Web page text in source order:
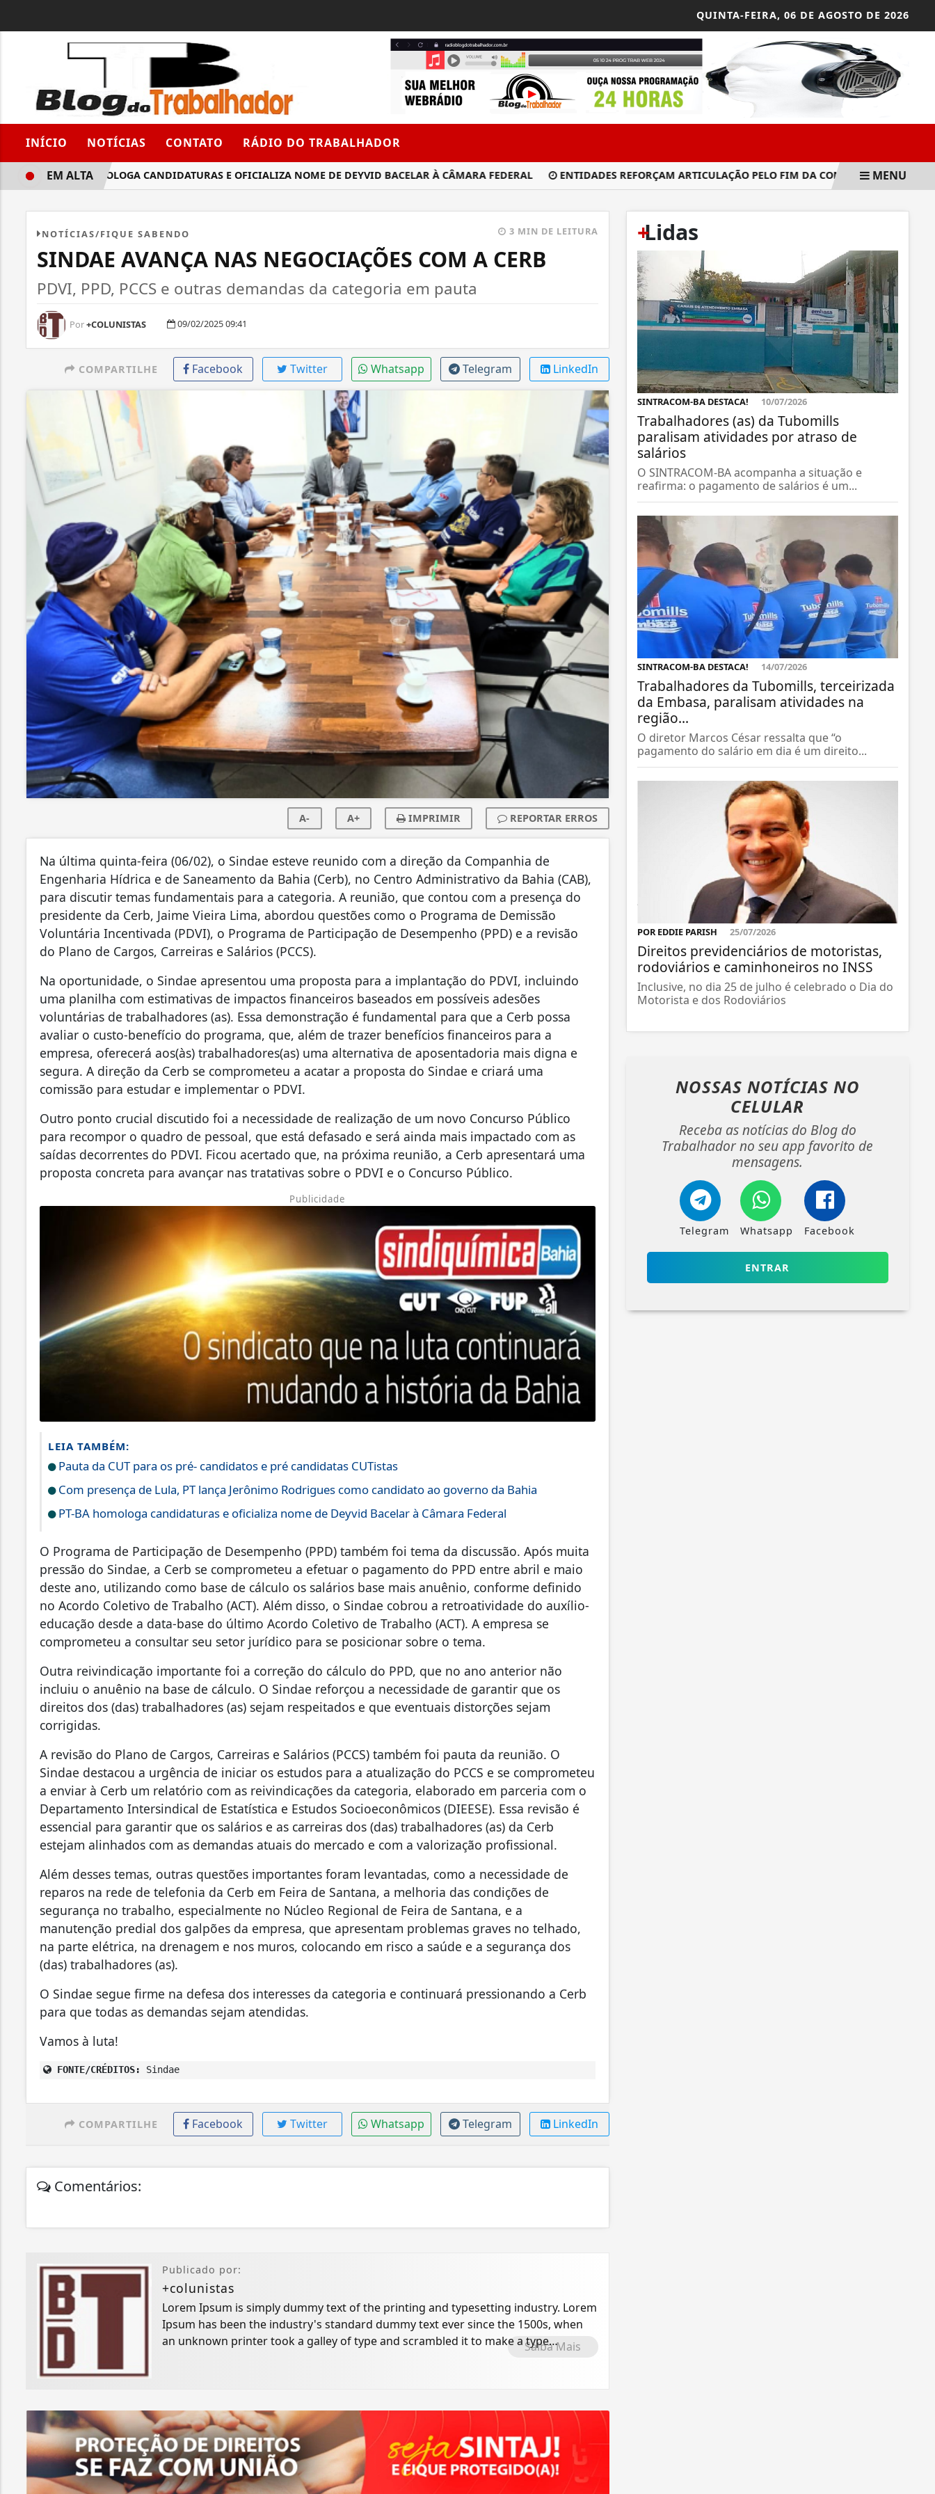
QUINTA-FEIRA, 06 DE AGOSTO DE 2026
INÍCIO NOTÍCIAS CONTATO RÁDIO DO TRABALHADOR
PT-BA HOMOLOGA CANDIDATURAS E OFICIALIZA NOME DE DEYVID BACELAR À CÂMARA FEDERAL ENTIDADES REFORÇAM ARTICULAÇÃO PELO FIM DA CONTRIBUIÇÃO
EM ALTA MENU
NOTÍCIAS/FIQUE SABENDO 3 MIN DE LEITURA
SINDAE AVANÇA NAS NEGOCIAÇÕES COM A CERB
PDVI, PPD, PCCS e outras demandas da categoria em pauta
Por+COLUNISTAS 09/02/2025 09:41
COMPARTILHE Facebook Twitter Whatsapp Telegram LinkedIn
A- A+ IMPRIMIR REPORTAR ERROS
Na última quinta-feira (06/02), o Sindae esteve reunido com a direção da Companhia de
Engenharia Hídrica e de Saneamento da Bahia (Cerb), no Centro Administrativo da Bahia (CAB),
para discutir temas fundamentais para a categoria. A reunião, que contou com a presença do
presidente da Cerb, Jaime Vieira Lima, abordou questões como o Programa de Demissão
Voluntária Incentivada (PDVI), o Programa de Participação de Desempenho (PPD) e a revisão
do Plano de Cargos, Carreiras e Salários (PCCS).
Na oportunidade, o Sindae apresentou uma proposta para a implantação do PDVI, incluindo
uma planilha com estimativas de impactos financeiros baseados em possíveis adesões
voluntárias de trabalhadores (as). Essa demonstração é fundamental para que a Cerb possa
avaliar o custo-benefício do programa, que, além de trazer benefícios financeiros para a
empresa, oferecerá aos(às) trabalhadores(as) uma alternativa de aposentadoria mais digna e
segura. A direção da Cerb se comprometeu a acatar a proposta do Sindae e criará uma
comissão para estudar e implementar o PDVI.
Outro ponto crucial discutido foi a necessidade de realização de um novo Concurso Público
para recompor o quadro de pessoal, que está defasado e será ainda mais impactado com as
saídas decorrentes do PDVI. Ficou acertado que, na próxima reunião, a Cerb apresentará uma
proposta concreta para avançar nas tratativas sobre o PDVI e o Concurso Público.
Publicidade
LEIA TAMBÉM:
Pauta da CUT para os pré- candidatos e pré candidatas CUTistas
Com presença de Lula, PT lança Jerônimo Rodrigues como candidato ao governo da Bahia
PT-BA homologa candidaturas e oficializa nome de Deyvid Bacelar à Câmara Federal
O Programa de Participação de Desempenho (PPD) também foi tema da discussão. Após muita
pressão do Sindae, a Cerb se comprometeu a efetuar o pagamento do PPD entre abril e maio
deste ano, utilizando como base de cálculo os salários base mais anuênio, conforme definido
no Acordo Coletivo de Trabalho (ACT). Além disso, o Sindae cobrou a retroatividade do auxílio-
educação desde a data-base do último Acordo Coletivo de Trabalho (ACT). A empresa se
comprometeu a consultar seu setor jurídico para se posicionar sobre o tema.
Outra reivindicação importante foi a correção do cálculo do PPD, que no ano anterior não
incluiu o anuênio na base de cálculo. O Sindae reforçou a necessidade de garantir que os
direitos dos (das) trabalhadores (as) sejam respeitados e que eventuais distorções sejam
corrigidas.
A revisão do Plano de Cargos, Carreiras e Salários (PCCS) também foi pauta da reunião. O
Sindae destacou a urgência de iniciar os estudos para a atualização do PCCS e se comprometeu
a enviar à Cerb um relatório com as reivindicações da categoria, elaborado em parceria com o
Departamento Intersindical de Estatística e Estudos Socioeconômicos (DIEESE). Essa revisão é
essencial para garantir que os salários e as carreiras dos (das) trabalhadores (as) da Cerb
estejam alinhados com as demandas atuais do mercado e com a valorização profissional.
Além desses temas, outras questões importantes foram levantadas, como a necessidade de
reparos na rede de telefonia da Cerb em Feira de Santana, a melhoria das condições de
segurança no trabalho, especialmente no Núcleo Regional de Feira de Santana, e a
manutenção predial dos galpões da empresa, que apresentam problemas graves no telhado,
na parte elétrica, na drenagem e nos muros, colocando em risco a saúde e a segurança dos
(das) trabalhadores (as).
O Sindae segue firme na defesa dos interesses da categoria e continuará pressionando a Cerb
para que todas as demandas sejam atendidas.
Vamos à luta!
FONTE/CRÉDITOS: Sindae
COMPARTILHE Facebook Twitter Whatsapp Telegram LinkedIn
Comentários:
Publicado por:
+colunistas
Lorem Ipsum is simply dummy text of the printing and typesetting industry. Lorem
Ipsum has been the industry's standard dummy text ever since the 1500s, when
an unknown printer took a galley of type and scrambled it to make a typeSaiba Mais
+
Lidas
SINTRACOM-BA DESTACA! 10/07/2026
Trabalhadores (as) da Tubomills
paralisam atividades por atraso de
salários
O SINTRACOM-BA acompanha a situação e
reafirma: o pagamento de salários é um...
SINTRACOM-BA DESTACA! 14/07/2026
Trabalhadores da Tubomills, terceirizada
da Embasa, paralisam atividades na
região...
O diretor Marcos César ressalta que “o
pagamento do salário em dia é um direito...
POR EDDIE PARISH 25/07/2026
Direitos previdenciários de motoristas,
rodoviários e caminhoneiros no INSS
Inclusive, no dia 25 de julho é celebrado o Dia do
Motorista e dos Rodoviários
NOSSAS NOTÍCIAS NO
CELULAR
Receba as notícias do Blog do
Trabalhador no seu app favorito de
mensagens.
Telegram Whatsapp Facebook
ENTRAR